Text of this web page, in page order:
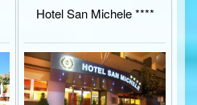
Hotel San Michele ****